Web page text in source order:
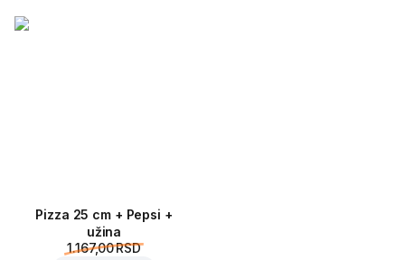
Pizza 25 cm + Pepsi +
užina
1.167,00 RSD